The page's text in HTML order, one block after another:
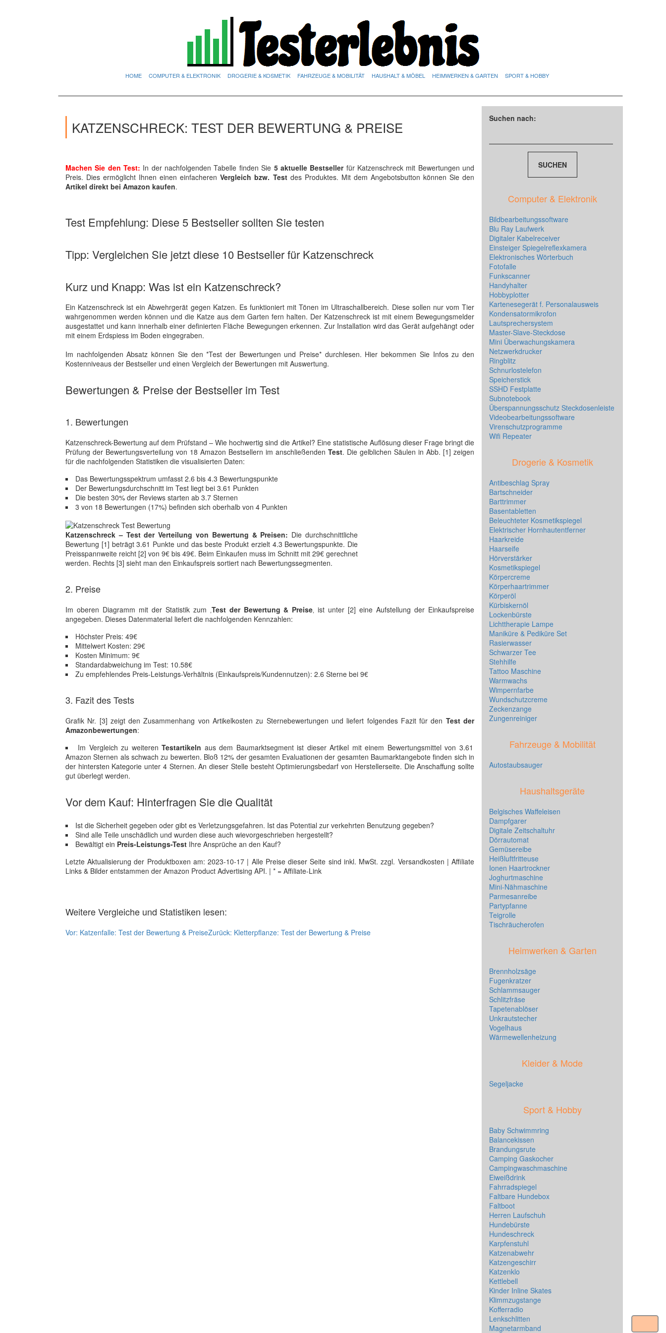
HOME COMPUTER & ELEKTRONIK DROGERIE & KOSMETIK FAHRZEUGE & MOBILITÄT HAUSHALT & MÖBEL HEIMWERKEN & GARTEN SPORT & HOBBY
KATZENSCHRECK: TEST DER BEWERTUNG & PREISE
Machen Sie den Test: In der nachfolgenden Tabelle finden Sie 5 aktuelle Bestsellerfür Katzenschreck mit Bewertungen und
Preis. Dies ermöglicht Ihnen einen einfacherenVergleich bzw. Testdes Produktes. Mit dem Angebotsbutton können Sie den
Artikel direkt bei Amazon kaufen.
Test Empfehlung: Diese 5 Bestseller sollten Sie testen
Tipp: Vergleichen Sie jetzt diese 10 Bestseller für Katzenschreck
Kurz und Knapp: Was ist ein Katzenschreck?
Ein Katzenschreck ist ein Abwehrgerät gegen Katzen. Es funktioniert mit Tönen im Ultraschallbereich. Diese sollen nur vom Tier
wahrgenommen werden können und die Katze aus dem Garten fern halten. Der Katzenschreck ist mit einem Bewegungsmelder
ausgestattet und kann innerhalb einer definierten Fläche Bewegungen erkennen. Zur Installation wird das Gerät aufgehängt oder
mit einem Erdspiess im Boden eingegraben.
Im nachfolgenden Absatz können Sie den *Test der Bewertungen und Preise* durchlesen. Hier bekommen Sie Infos zu den
Kostenniveaus der Bestseller und einen Vergleich der Bewertungen mit Auswertung.
Bewertungen & Preise der Bestseller im Test
1. Bewertungen
Katzenschreck-Bewertung auf dem Prüfstand – Wie hochwertig sind die Artikel? Eine statistische Auflösung dieser Frage bringt die
Prüfung der Bewertungsverteilung von 18 Amazon Bestsellern im anschließenden Test. Die gelblichen Säulen in Abb. [1] zeigen
für die nachfolgenden Statistiken die visualisierten Daten:
Das Bewertungsspektrum umfasst 2.6 bis 4.3 Bewertungspunkte
Der Bewertungsdurchschnitt im Test liegt bei 3.61 Punkten
Die besten 30% der Reviews starten ab 3.7 Sternen
3 von 18 Bewertungen (17%) befinden sich oberhalb von 4 Punkten
Katzenschreck – Test der Verteilung von Bewertung & Preisen: Die durchschnittliche
Bewertung [1] beträgt 3.61 Punkte und das beste Produkt erzielt 4.3 Bewertungspunkte. Die
Preisspannweite reicht [2] von 9€ bis 49€. Beim Einkaufen muss im Schnitt mit 29€ gerechnet
werden. Rechts [3] sieht man den Einkaufspreis sortiert nach Bewertungssegmenten.
2. Preise
Im oberen Diagramm mit der Statistik zum ‚ Test der Bewertung & Preise ‚ ist unter [2] eine Aufstellung der Einkaufspreise
angegeben. Dieses Datenmaterial liefert die nachfolgenden Kennzahlen:
Höchster Preis: 49€
Mittelwert Kosten: 29€
Kosten Minimum: 9€
Standardabweichung im Test: 10.58€
Zu empfehlendes Preis-Leistungs-Verhältnis (Einkaufspreis/Kundennutzen): 2.6 Sterne bei 9€
3. Fazit des Tests
Grafik Nr. [3] zeigt den Zusammenhang von Artikelkosten zu Sternebewertungen und liefert folgendes Fazit für den Test der
Amazonbewertungen:
Im Vergleich zu weiteren Testartikeln aus dem Baumarktsegment ist dieser Artikel mit einem Bewertungsmittel von 3.61
Amazon Sternen als schwach zu bewerten. Bloß 12% der gesamten Evaluationen der gesamten Baumarktangebote finden sich in
der hintersten Kategorie unter 4 Sternen. An dieser Stelle besteht Optimierungsbedarf von Herstellerseite. Die Anschaffung sollte
gut überlegt werden.
Vor dem Kauf: Hinterfragen Sie die Qualität
Ist die Sicherheit gegeben oder gibt es Verletzungsgefahren. Ist das Potential zur verkehrten Benutzung gegeben?
Sind alle Teile unschädlich und wurden diese auch wievorgeschrieben hergestellt?
Bewältigt ein Preis-Leistungs-Test Ihre Ansprüche an den Kauf?
Letzte Aktualisierung der Produktboxen am: 2023-10-17 | Alle Preise dieser Seite sind inkl. MwSt. zzgl. Versandkosten | Affiliate
Links & Bilder entstammen der Amazon Product Advertising API. | * = Affiliate-Link
Weitere Vergleiche und Statistiken lesen:
Vor: Katzenfalle: Test der Bewertung & PreiseZurück: Kletterpflanze: Test der Bewertung & Preise
Suchen nach:
Computer & Elektronik
Bildbearbeitungssoftware
Blu Ray Laufwerk
Digitaler Kabelreceiver
Einsteiger Spiegelreflexkamera
Elektronisches Wörterbuch
Fotofalle
Funkscanner
Handyhalter
Hobbyplotter
Kartenesegerät f. Personalausweis
Kondensatormikrofon
Lautsprechersystem
Master-Slave-Steckdose
Mini Überwachungskamera
Netzwerkdrucker
Ringblitz
Schnurlostelefon
Speicherstick
SSHD Festplatte
Subnotebook
Überspannungsschutz Steckdosenleiste
Videobearbeitungssoftware
Virenschutzprogramme
Wifi Repeater
Drogerie & Kosmetik
Antibeschlag Spray
Bartschneider
Barttrimmer
Basentabletten
Beleuchteter Kosmetikspiegel
Elektrischer Hornhautentferner
Haarkreide
Haarseife
Hörverstärker
Kosmetikspiegel
Körpercreme
Körperhaartrimmer
Körperöl
Kürbiskernöl
Lockenbürste
Lichttherapie Lampe
Maniküre & Pediküre Set
Rasierwasser
Schwarzer Tee
Stehhilfe
Tattoo Maschine
Warmwachs
Wimpernfarbe
Wundschutzcreme
Zeckenzange
Zungenreiniger
Fahrzeuge & Mobilität
Autostaubsauger
Haushaltsgeräte
Belgisches Waffeleisen
Dampfgarer
Digitale Zeitschaltuhr
Dörrautomat
Gemüsereibe
Heißluftfritteuse
Ionen Haartrockner
Joghurtmaschine
Mini-Nähmaschine
Parmesanreibe
Partypfanne
Teigrolle
Tischräucherofen
Heimwerken & Garten
Brennholzsäge
Fugenkratzer
Schlammsauger
Schlitzfräse
Tapetenablöser
Unkrautstecher
Vogelhaus
Wärmewellenheizung
Kleider & Mode
Segeljacke
Sport & Hobby
Baby Schwimmring
Balancekissen
Brandungsrute
Camping Gaskocher
Campingwaschmaschine
Eiweißdrink
Fahrradspiegel
Faltbare Hundebox
Faltboot
Herren Laufschuh
Hundebürste
Hundeschreck
Karpfenstuhl
Katzenabwehr
Katzengeschirr
Katzenklo
Kettlebell
Kinder Inline Skates
Klimmzugstange
Kofferradio
Lenkschlitten
Magnetarmband